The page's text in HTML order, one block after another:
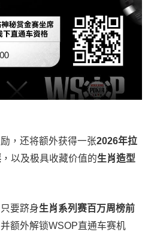
，还将额外获得一张2026年拉
，以及极具收藏价值的生肖造型
要跻身生肖系列赛百万周榜前
额外解锁WSOP直通车赛机